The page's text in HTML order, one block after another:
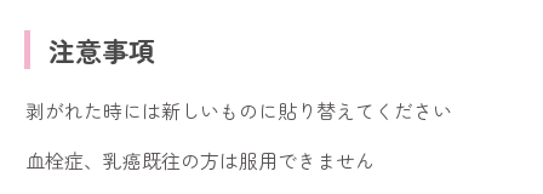
注意事項
剥がれた時には新しいものに貼り替えてください
血栓症、乳癌既往の方は服用できません